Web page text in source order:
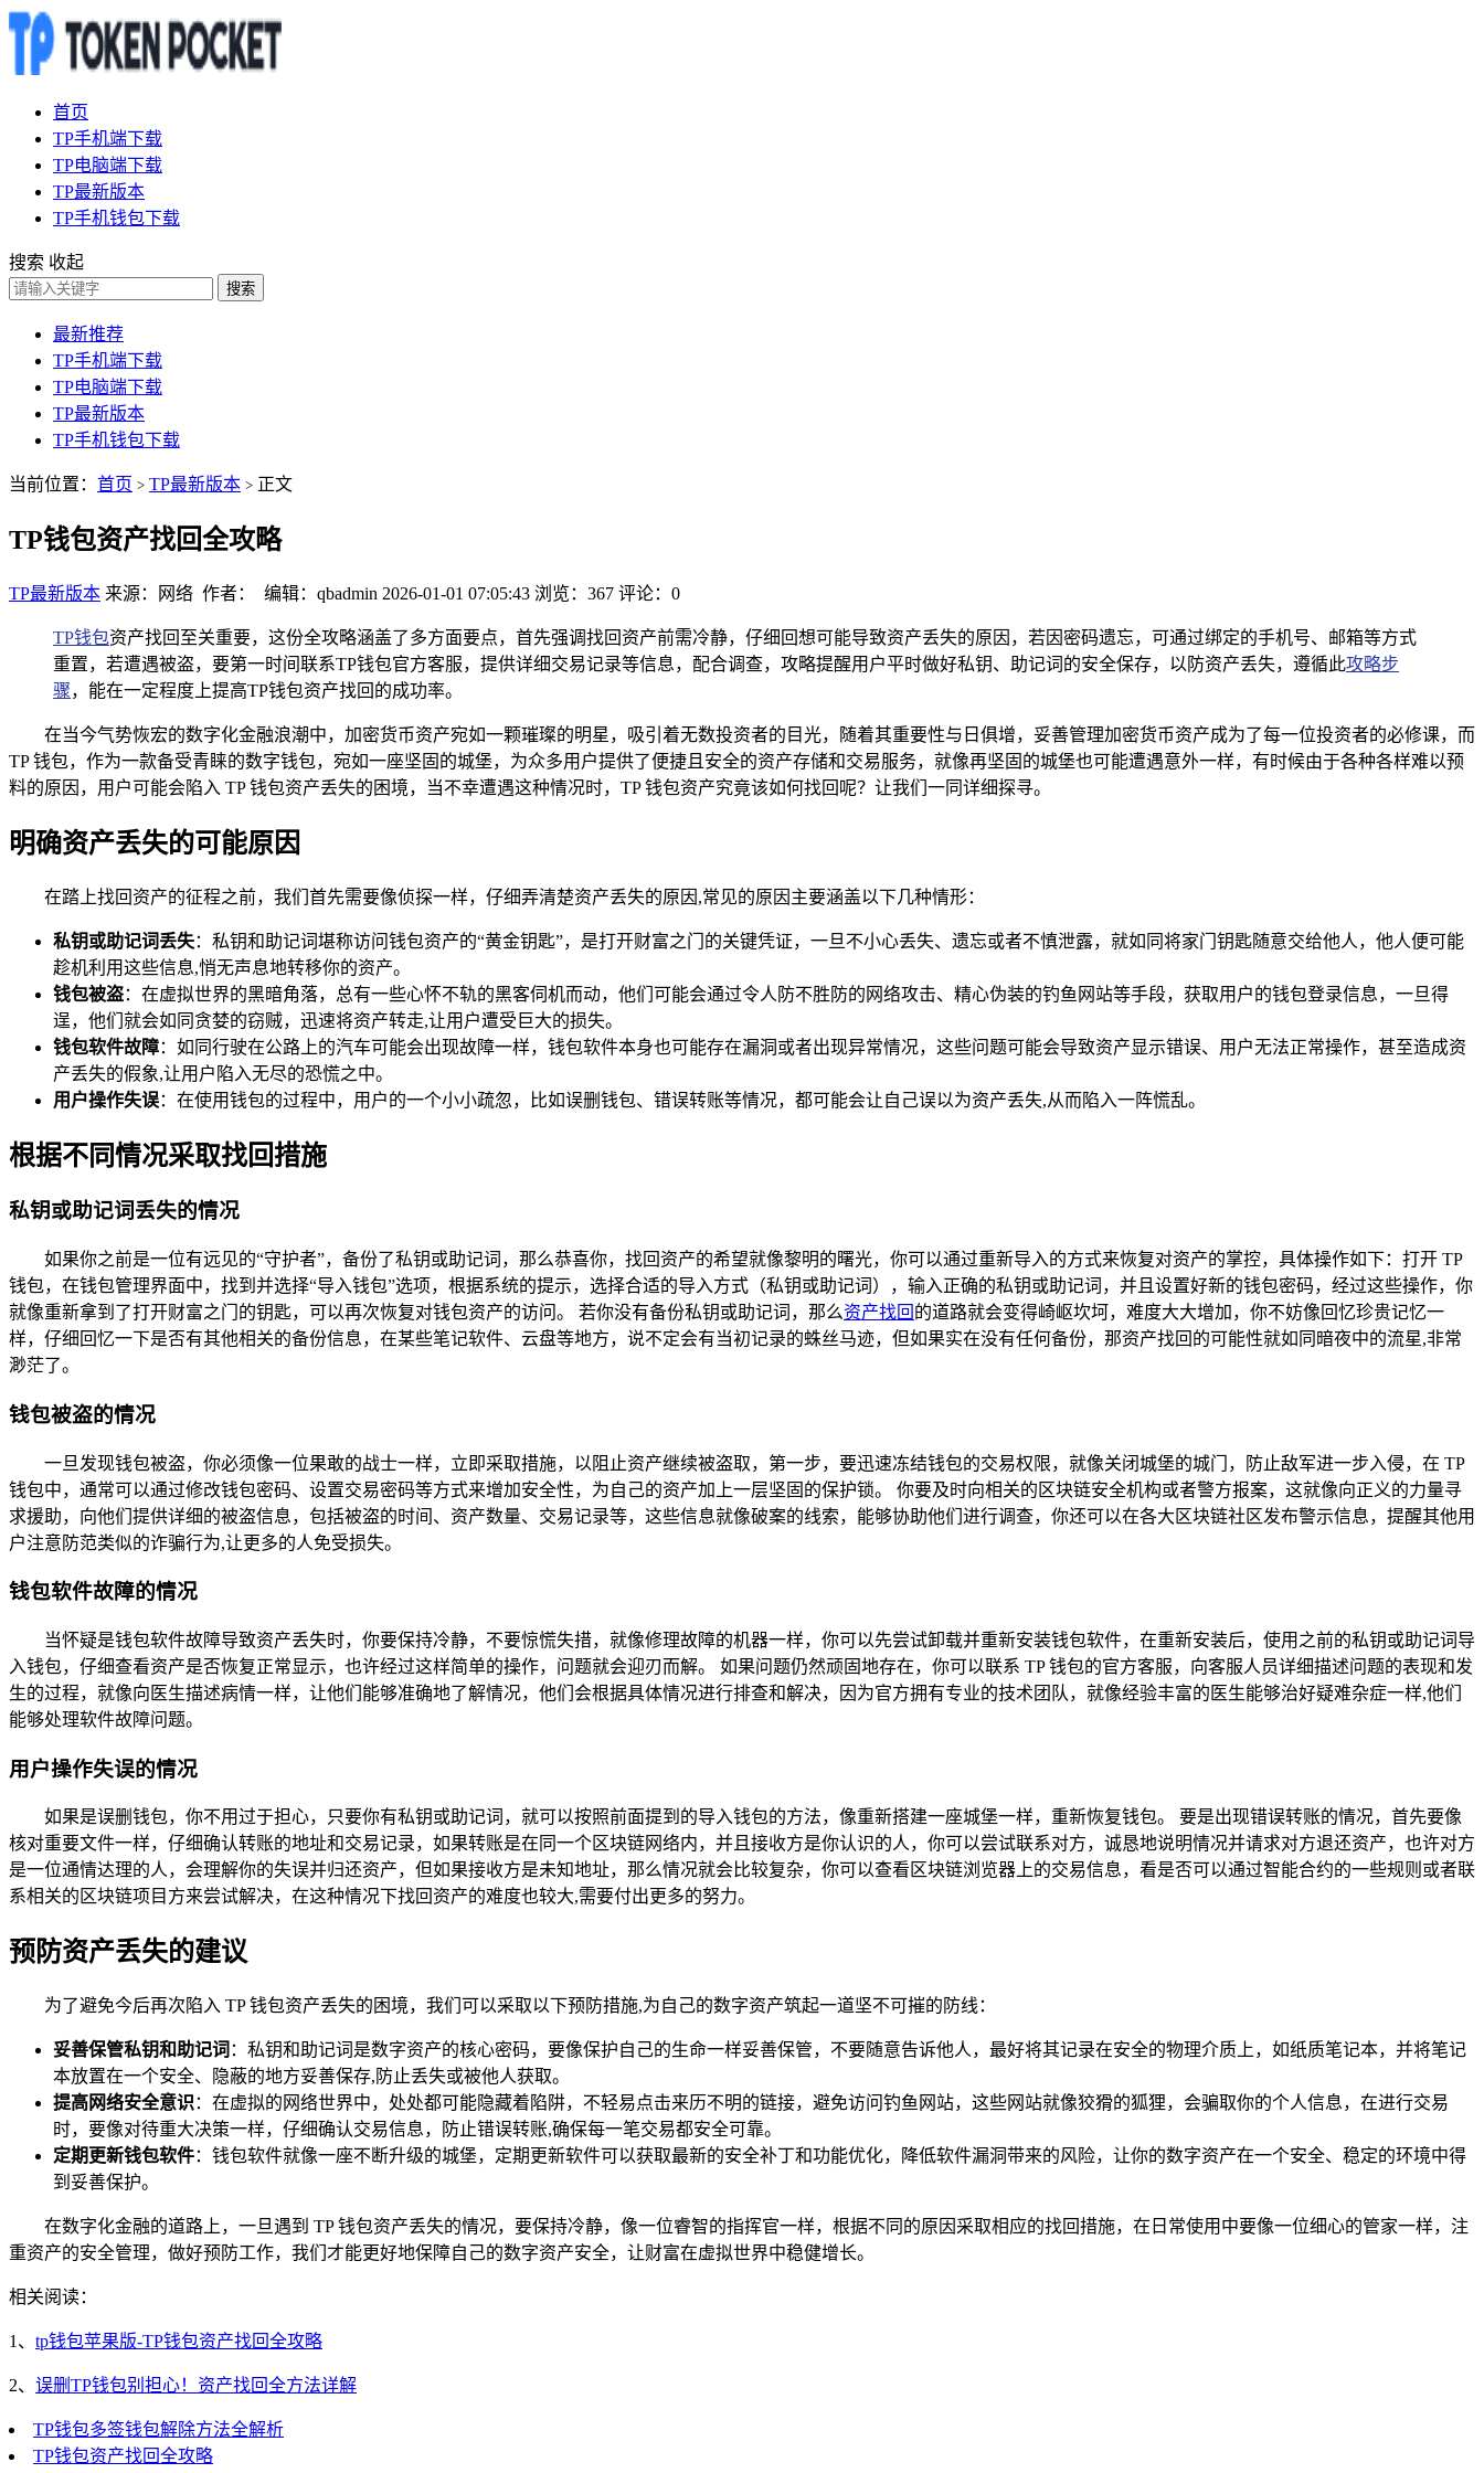
首页
TP手机端下载
TP电脑端下载
TP最新版本
TP手机钱包下载
搜索 收起
搜索
最新推荐
TP手机端下载
TP电脑端下载
TP最新版本
TP手机钱包下载
当前位置： 首页 > TP最新版本 > 正文
TP钱包资产找回全攻略
TP最新版本 来源：网络 作者： 编辑：qbadmin 2026-01-01 07:05:43 浏览：367 评论：0
TP钱包资产找回至关重要，这份全攻略涵盖了多方面要点，首先强调找回资产前需冷静，仔细回想可能导致资产丢失的原因，若因密码遗忘，可通过绑定的手机号、邮箱等方式
重置，若遭遇被盗，要第一时间联系TP钱包官方客服，提供详细交易记录等信息，配合调查，攻略提醒用户平时做好私钥、助记词的安全保存，以防资产丢失，遵循此攻略步
骤，能在一定程度上提高TP钱包资产找回的成功率。
在当今气势恢宏的数字化金融浪潮中，加密货币资产宛如一颗璀璨的明星，吸引着无数投资者的目光，随着其重要性与日俱增，妥善管理加密货币资产成为了每一位投资者的必修课，而
TP 钱包，作为一款备受青睐的数字钱包，宛如一座坚固的城堡，为众多用户提供了便捷且安全的资产存储和交易服务，就像再坚固的城堡也可能遭遇意外一样，有时候由于各种各样难以预
料的原因，用户可能会陷入 TP 钱包资产丢失的困境，当不幸遭遇这种情况时，TP 钱包资产究竟该如何找回呢？让我们一同详细探寻。
明确资产丢失的可能原因
在踏上找回资产的征程之前，我们首先需要像侦探一样，仔细弄清楚资产丢失的原因,常见的原因主要涵盖以下几种情形：
私钥或助记词丢失：私钥和助记词堪称访问钱包资产的“黄金钥匙”，是打开财富之门的关键凭证，一旦不小心丢失、遗忘或者不慎泄露，就如同将家门钥匙随意交给他人，他人便可能
趁机利用这些信息,悄无声息地转移你的资产。
钱包被盗：在虚拟世界的黑暗角落，总有一些心怀不轨的黑客伺机而动，他们可能会通过令人防不胜防的网络攻击、精心伪装的钓鱼网站等手段，获取用户的钱包登录信息，一旦得
逞，他们就会如同贪婪的窃贼，迅速将资产转走,让用户遭受巨大的损失。
钱包软件故障：如同行驶在公路上的汽车可能会出现故障一样，钱包软件本身也可能存在漏洞或者出现异常情况，这些问题可能会导致资产显示错误、用户无法正常操作，甚至造成资
产丢失的假象,让用户陷入无尽的恐慌之中。
用户操作失误：在使用钱包的过程中，用户的一个小小疏忽，比如误删钱包、错误转账等情况，都可能会让自己误以为资产丢失,从而陷入一阵慌乱。
根据不同情况采取找回措施
私钥或助记词丢失的情况
如果你之前是一位有远见的“守护者”，备份了私钥或助记词，那么恭喜你，找回资产的希望就像黎明的曙光，你可以通过重新导入的方式来恢复对资产的掌控，具体操作如下：打开 TP
钱包，在钱包管理界面中，找到并选择“导入钱包”选项，根据系统的提示，选择合适的导入方式（私钥或助记词），输入正确的私钥或助记词，并且设置好新的钱包密码，经过这些操作，你
就像重新拿到了打开财富之门的钥匙，可以再次恢复对钱包资产的访问。 若你没有备份私钥或助记词，那么资产找回 的道路就会变得崎岖坎坷，难度大大增加，你不妨像回忆珍贵记忆一
样，仔细回忆一下是否有其他相关的备份信息，在某些笔记软件、云盘等地方，说不定会有当初记录的蛛丝马迹，但如果实在没有任何备份，那资产找回的可能性就如同暗夜中的流星,非常
渺茫了。
钱包被盗的情况
一旦发现钱包被盗，你必须像一位果敢的战士一样，立即采取措施，以阻止资产继续被盗取，第一步，要迅速冻结钱包的交易权限，就像关闭城堡的城门，防止敌军进一步入侵，在 TP
钱包中，通常可以通过修改钱包密码、设置交易密码等方式来增加安全性，为自己的资产加上一层坚固的保护锁。 你要及时向相关的区块链安全机构或者警方报案，这就像向正义的力量寻
求援助，向他们提供详细的被盗信息，包括被盗的时间、资产数量、交易记录等，这些信息就像破案的线索，能够协助他们进行调查，你还可以在各大区块链社区发布警示信息，提醒其他用
户注意防范类似的诈骗行为,让更多的人免受损失。
钱包软件故障的情况
当怀疑是钱包软件故障导致资产丢失时，你要保持冷静，不要惊慌失措，就像修理故障的机器一样，你可以先尝试卸载并重新安装钱包软件，在重新安装后，使用之前的私钥或助记词导
入钱包，仔细查看资产是否恢复正常显示，也许经过这样简单的操作，问题就会迎刃而解。 如果问题仍然顽固地存在，你可以联系 TP 钱包的官方客服，向客服人员详细描述问题的表现和发
生的过程，就像向医生描述病情一样，让他们能够准确地了解情况，他们会根据具体情况进行排查和解决，因为官方拥有专业的技术团队，就像经验丰富的医生能够治好疑难杂症一样,他们
能够处理软件故障问题。
用户操作失误的情况
如果是误删钱包，你不用过于担心，只要你有私钥或助记词，就可以按照前面提到的导入钱包的方法，像重新搭建一座城堡一样，重新恢复钱包。 要是出现错误转账的情况，首先要像
核对重要文件一样，仔细确认转账的地址和交易记录，如果转账是在同一个区块链网络内，并且接收方是你认识的人，你可以尝试联系对方，诚恳地说明情况并请求对方退还资产，也许对方
是一位通情达理的人，会理解你的失误并归还资产，但如果接收方是未知地址，那么情况就会比较复杂，你可以查看区块链浏览器上的交易信息，看是否可以通过智能合约的一些规则或者联
系相关的区块链项目方来尝试解决，在这种情况下找回资产的难度也较大,需要付出更多的努力。
预防资产丢失的建议
为了避免今后再次陷入 TP 钱包资产丢失的困境，我们可以采取以下预防措施,为自己的数字资产筑起一道坚不可摧的防线：
妥善保管私钥和助记词 ：私钥和助记词是数字资产的核心密码，要像保护自己的生命一样妥善保管，不要随意告诉他人，最好将其记录在安全的物理介质上，如纸质笔记本，并将笔记
本放置在一个安全、隐蔽的地方妥善保存,防止丢失或被他人获取。
提高网络安全意识 ：在虚拟的网络世界中，处处都可能隐藏着陷阱，不轻易点击来历不明的链接，避免访问钓鱼网站，这些网站就像狡猾的狐狸，会骗取你的个人信息，在进行交易
时，要像对待重大决策一样，仔细确认交易信息，防止错误转账,确保每一笔交易都安全可靠。
定期更新钱包软件：钱包软件就像一座不断升级的城堡，定期更新软件可以获取最新的安全补丁和功能优化，降低软件漏洞带来的风险，让你的数字资产在一个安全、稳定的环境中得
到妥善保护。
在数字化金融的道路上，一旦遇到 TP 钱包资产丢失的情况，要保持冷静，像一位睿智的指挥官一样，根据不同的原因采取相应的找回措施，在日常使用中要像一位细心的管家一样，注
重资产的安全管理，做好预防工作，我们才能更好地保障自己的数字资产安全，让财富在虚拟世界中稳健增长。
相关阅读：
1、 tp钱包苹果版-TP钱包资产找回全攻略
2、 误删TP钱包别担心！资产找回全方法详解
TP钱包多签钱包解除方法全解析
TP钱包资产找回全攻略